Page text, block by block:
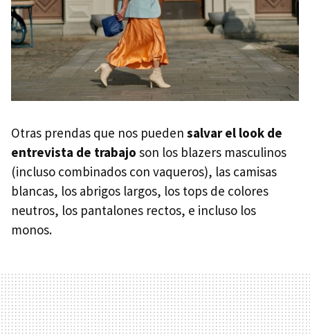
Otras prendas que nos pueden salvar el look de
entrevista de trabajo son los blazers masculinos
(incluso combinados con vaqueros), las camisas
blancas, los abrigos largos, los tops de colores
neutros, los pantalones rectos, e incluso los
monos.